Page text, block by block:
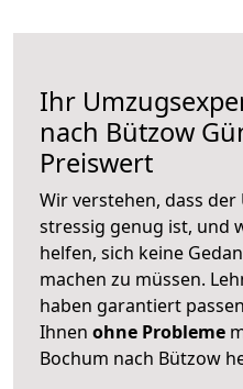
Ihr
nach Bützow
Preiswert
Wir verstehen, dass
stressig genug ist, und
helfen, sich keine
machen zu müssen.
haben garantiert
Ihnen ohne Probleme
Bochum nach Bützow